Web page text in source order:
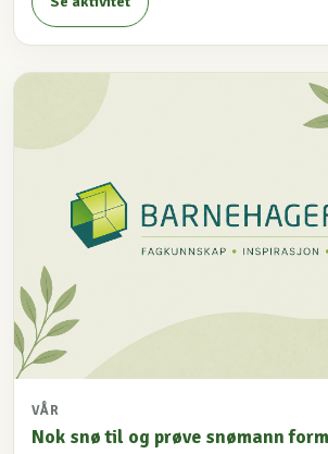
VÅR
Nok snø til og prøve snømann